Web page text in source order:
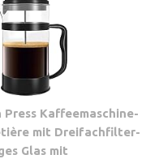
Press Kaffeemaschine-
mit Dreifachfilter-
Glas mit